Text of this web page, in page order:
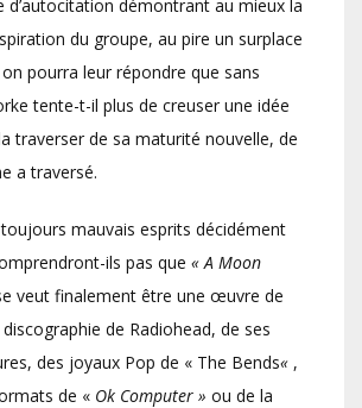
d’autocitation démontrant au mieux la
du groupe, au pire un surplace
pourra leur répondre que sans
tente-t-il plus de creuser une idée
traverser de sa maturité nouvelle, de
a traversé.
mauvais esprits décidément
ils pas que « A Moon
veut finalement être une œuvre de
de Radiohead, de ses
des joyaux Pop de « The Bends« ,
de « Ok Computer » ou de la